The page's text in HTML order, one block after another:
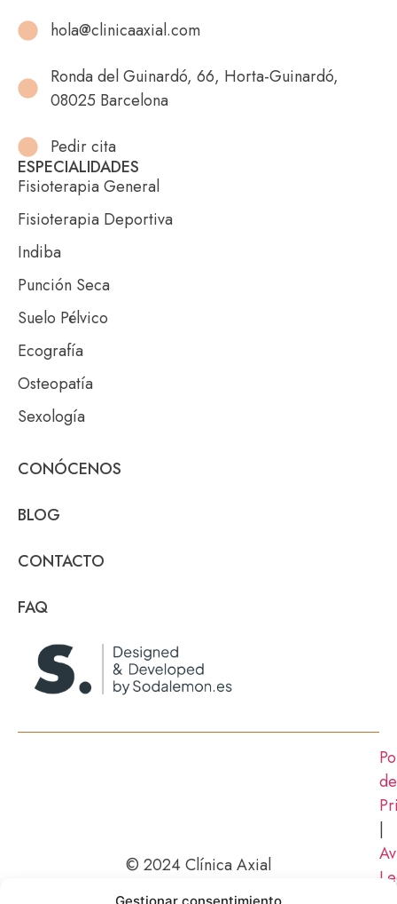
hola@clinicaaxial.com
Ronda del Guinardó, 66, Horta-Guinardó,
08025 Barcelona
Pedir cita
ESPECIALIDADES
Fisioterapia General
Fisioterapia Deportiva
Indiba
Punción Seca
Suelo Pélvico
Ecografía
Osteopatía
Sexología
CONÓCENOS
BLOG
CONTACTO
FAQ
© 2024 Clínica Axial
de
|